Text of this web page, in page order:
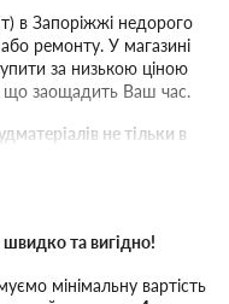
в Запоріжжі недорого
ремонту. У магазині
за низькою ціною
що заощадить Ваш час.
не тільки в
асортименті.
та вигідно!
мінімальну вартість